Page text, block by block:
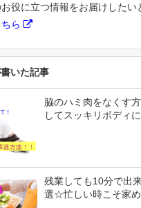
役に立つ情報をお届けした
ら
いた記事
脇のハミ肉をなくす
してスッキリボディ
残業しても10分で出
選☆忙しい時こそ家